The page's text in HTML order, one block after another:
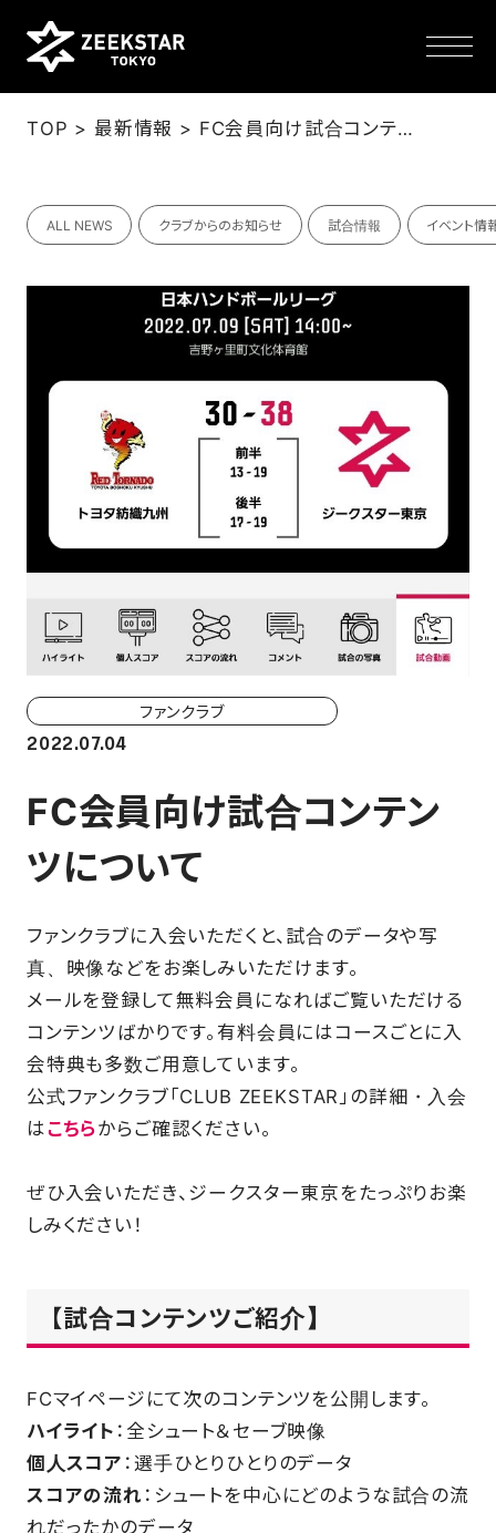
NEWS
TEAM
SCHEDULE
TICKET
ホーム戦一覧
チケット購入方法
各座席について
観戦ガイド
FAN CLUB
マイページはこちら
CSR
SCHOOL
PARTNERS
SHOP
CONTACT
CSRのご依頼
スクール体験・入会希望
TOP > 最新情報 > FC会員向け試合コンテンツについて
ファンクラブ
2022.07.04
FC会員向け試合コンテン
ツについて
ファンクラブに入会いただくと、試合のデータや写
真、映像などをお楽しみいただけます。
メールを登録して無料会員になればご覧いただける
コンテンツばかりです。有料会員にはコースごとに入
会特典も多数ご用意しています。
公式ファンクラブ「CLUB ZEEKSTAR」の詳細・入会
はこちらからご確認ください。
ぜひ入会いただき、ジークスター東京をたっぷりお楽
しみください！
【試合コンテンツご紹介】
FCマイページにて次のコンテンツを公開します。
ハイライト ：全シュート＆セーブ映像
個人スコア ：選手ひとりひとりのデータ
スコアの流れ ：シュートを中心にどのような試合の流
れだったかのデータ
ALL NEWS クラブからのお知らせ 試合情報 イベント情